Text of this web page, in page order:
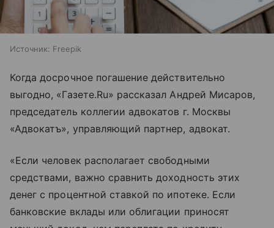
Источник: Freepik
Когда досрочное погашение действительно
выгодно, «Газете.Ru» рассказал Андрей Мисаров,
председатель коллегии адвокатов г. Москвы
«Адвокатъ», управляющий партнер, адвокат.
«Если человек располагает свободными
средствами, важно сравнить доходность этих
денег с процентной ставкой по ипотеке. Если
банковские вклады или облигации приносят